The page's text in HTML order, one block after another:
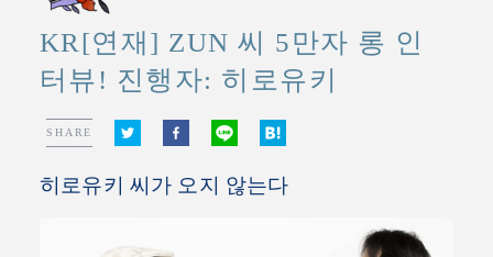
KR[연재] ZUN 씨 5만자 롱 인
터뷰! 진행자: 히로유키
SHARE
히로유키 씨가 오지 않는다